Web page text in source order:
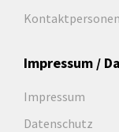
Kontaktpersonen
Impressum /
Impressum
Datenschutz